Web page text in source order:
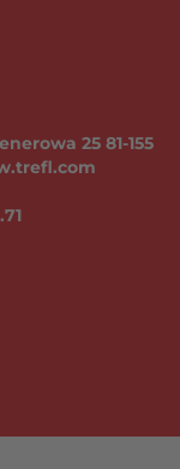
25 81-155